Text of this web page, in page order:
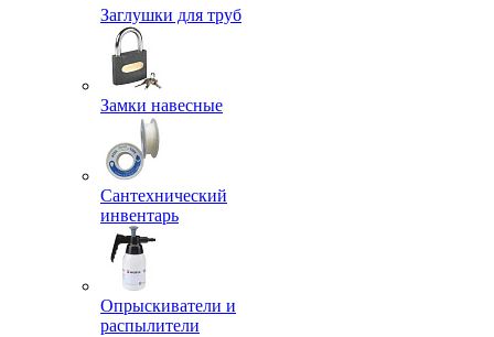
Заглушки для труб
Замки навесные
Сантехнический
инвентарь
Опрыскиватели и
распылители